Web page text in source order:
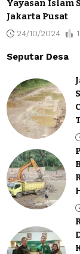
Yayasan Islam
Jakarta Pusat
24/10/2024
Seputar Desa